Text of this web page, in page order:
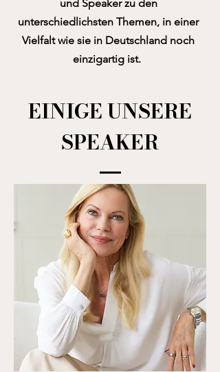
und Speaker zu den
unterschiedlichsten Themen, in einer
Vielfalt wie sie in Deutschland noch
einzigartig ist.
EINIGE UNSERE
SPEAKER